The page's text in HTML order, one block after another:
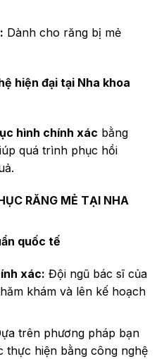
Dành cho răng bị mẻ
hiện đại tại Nha khoa
hình chính xác bằng
quá trình phục hồi
RĂNG MẺ TẠI NHA
quốc tế
xác: Đội ngũ bác sĩ của
khám và lên kế hoạch
trên phương pháp bạn
hiện bằng công nghệ